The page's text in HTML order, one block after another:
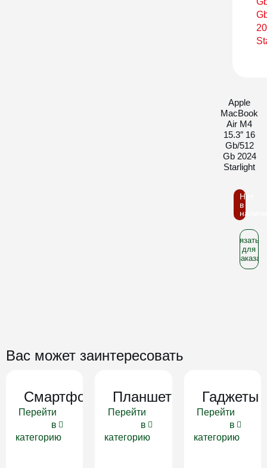
Apple
MacBook
Air M4
15.3″ 16
Gb/512
Gb 2024
Starlight
Нет
в
для
заказа
Вас может заинтересовать
Смартфоны
Перейти
в
категорию
Планшеты
Перейти
в
категорию
Гаджеты
Перейти
в
категорию